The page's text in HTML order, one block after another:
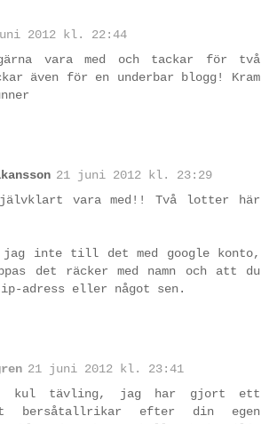
2012 kl. 22:44
vara med och tackar för två
även för en underbar blogg! Kram
21 juni 2012 kl. 23:29
vara med!! Två lotter här
inte till det med google konto,
det räcker med namn och att du
adress eller något sen.
21 juni 2012 kl. 23:41
kul tävling, jag har gjort ett
bersåtallrikar efter din egen